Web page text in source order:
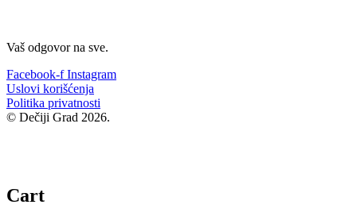
Vaš odgovor na sve.
Facebook-f Instagram
Uslovi korišćenja
Politika privatnosti
© Dečiji Grad 2026.
Cart